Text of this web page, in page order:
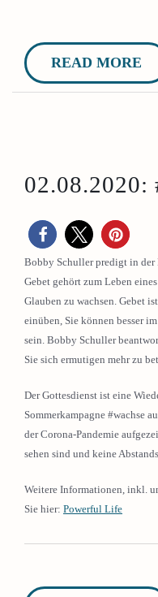
READ MORE
02.08.2020:
Bobby Schuller predigt in der
Gebet gehört zum Leben
Glauben zu wachsen. Gebet
einüben, Sie können besser
sein. Bobby Schuller
Sie sich ermutigen mehr zu
Der Gottesdienst ist eine
Sommerkampagne #wachse
der Corona-Pandemie
sehen sind und keine
Weitere Informationen, inkl.
Sie hier: Powerful Life